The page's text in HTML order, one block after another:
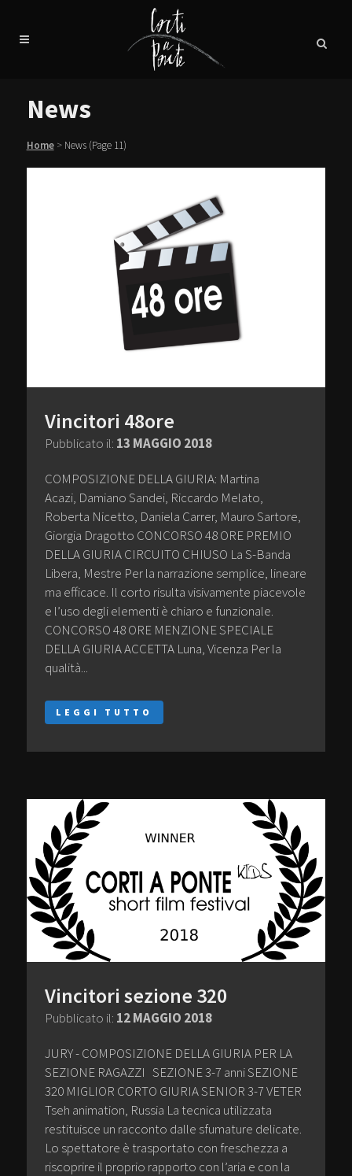
News
Home> News(Page 11)
Vincitori 48ore
Pubblicato il: 13 MAGGIO 2018
COMPOSIZIONE DELLA GIURIA: Martina
Acazi, Damiano Sandei, Riccardo Melato,
Roberta Nicetto, Daniela Carrer, Mauro Sartore,
Giorgia Dragotto CONCORSO 48 ORE PREMIO
DELLA GIURIA CIRCUITO CHIUSO La S-Banda
Libera, Mestre Per la narrazione semplice, lineare
ma efficace. Il corto risulta visivamente piacevole
e l’uso degli elementi è chiaro e funzionale.
CONCORSO 48 ORE MENZIONE SPECIALE
DELLA GIURIA ACCETTA Luna, Vicenza Per la
qualità...
LEGGI TUTTO
Vincitori sezione 320
Pubblicato il: 12 MAGGIO 2018
JURY - COMPOSIZIONE DELLA GIURIA PER LA
SEZIONE RAGAZZI SEZIONE 3-7 anni SEZIONE
320 MIGLIOR CORTO GIURIA SENIOR 3-7 VETER
Tseh animation, Russia La tecnica utilizzata
restituisce un racconto dalle sfumature delicate.
Lo spettatore è trasportato con freschezza a
riscoprire il proprio rapporto con l’aria e con la